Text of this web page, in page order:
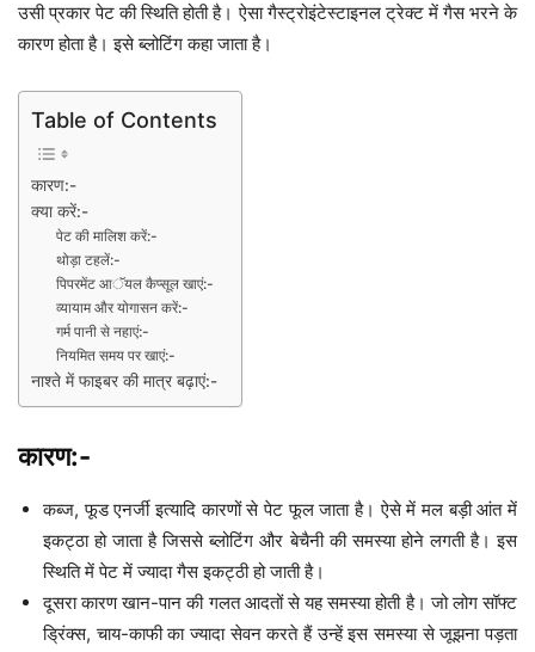
उसी प्रकार पेट की स्थिति होती है। ऐसा गैस्ट्रोइंटेस्टाइनल ट्रेक्ट में गैस भरने के
कारण होता है। इसे ब्लोटिंग कहा जाता है।
Table of Contents
कारण:-
क्या करें:-
पेट की मालिश करें:-
थोड़ा टहलें:-
पिपरमेंट आॅयल कैप्सूल खाएं:-
व्यायाम और योगासन करें:-
गर्म पानी से नहाएं:-
नियमित समय पर खाएं:-
नाश्ते में फाइबर की मात्र बढ़ाएं:-
कारण:-
कब्ज, फूड एनर्जी इत्यादि कारणों से पेट फूल जाता है। ऐसे में मल बड़ी आंत में
इकट्ठा हो जाता है जिससे ब्लोटिंग और बेचैनी की समस्या होने लगती है। इस
स्थिति में पेट में ज्यादा गैस इकट्ठी हो जाती है।
दूसरा कारण खान-पान की गलत आदतों से यह समस्या होती है। जो लोग सॉफ्ट
ड्रिंक्स, चाय-काफी का ज्यादा सेवन करते हैं उन्हें इस समस्या से जूझना पड़ता